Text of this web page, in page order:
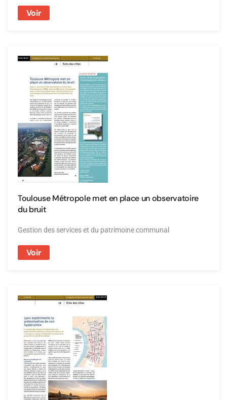
Voir
Toulouse Métropole met en place un observatoire
du bruit
Gestion des services et du patrimoine communal
Voir